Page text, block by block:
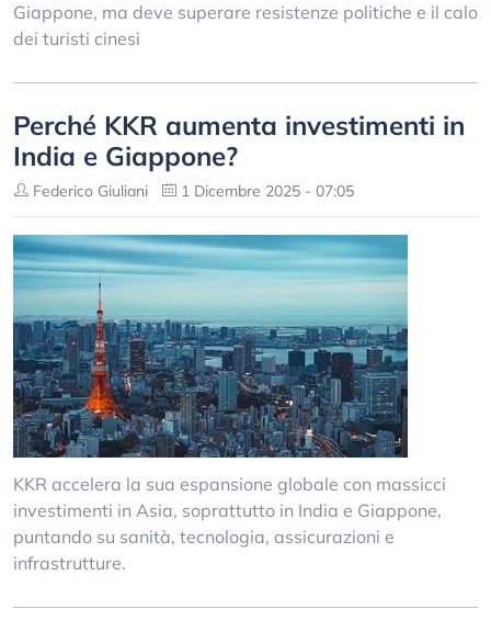
Giappone, ma deve superare resistenze politiche e il calo
dei turisti cinesi
Perché KKR aumenta investimenti in
India e Giappone?
Federico Giuliani 1 Dicembre 2025 - 07:05
KKR accelera la sua espansione globale con massicci
investimenti in Asia, soprattutto in India e Giappone,
puntando su sanità, tecnologia, assicurazioni e
infrastrutture.